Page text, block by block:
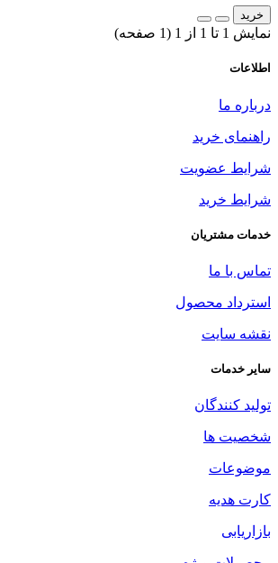
خرید
نمایش 1 تا 1 از 1 (1 صفحه)
اطلاعات
درباره ما
راهنمای خرید
شرایط عضویت
شرایط خرید
خدمات مشتریان
تماس با ما
استرداد محصول
نقشه سایت
سایر خدمات
تولید کنندگان
شخصیت ها
موضوعات
کارت هدیه
بازاریابی